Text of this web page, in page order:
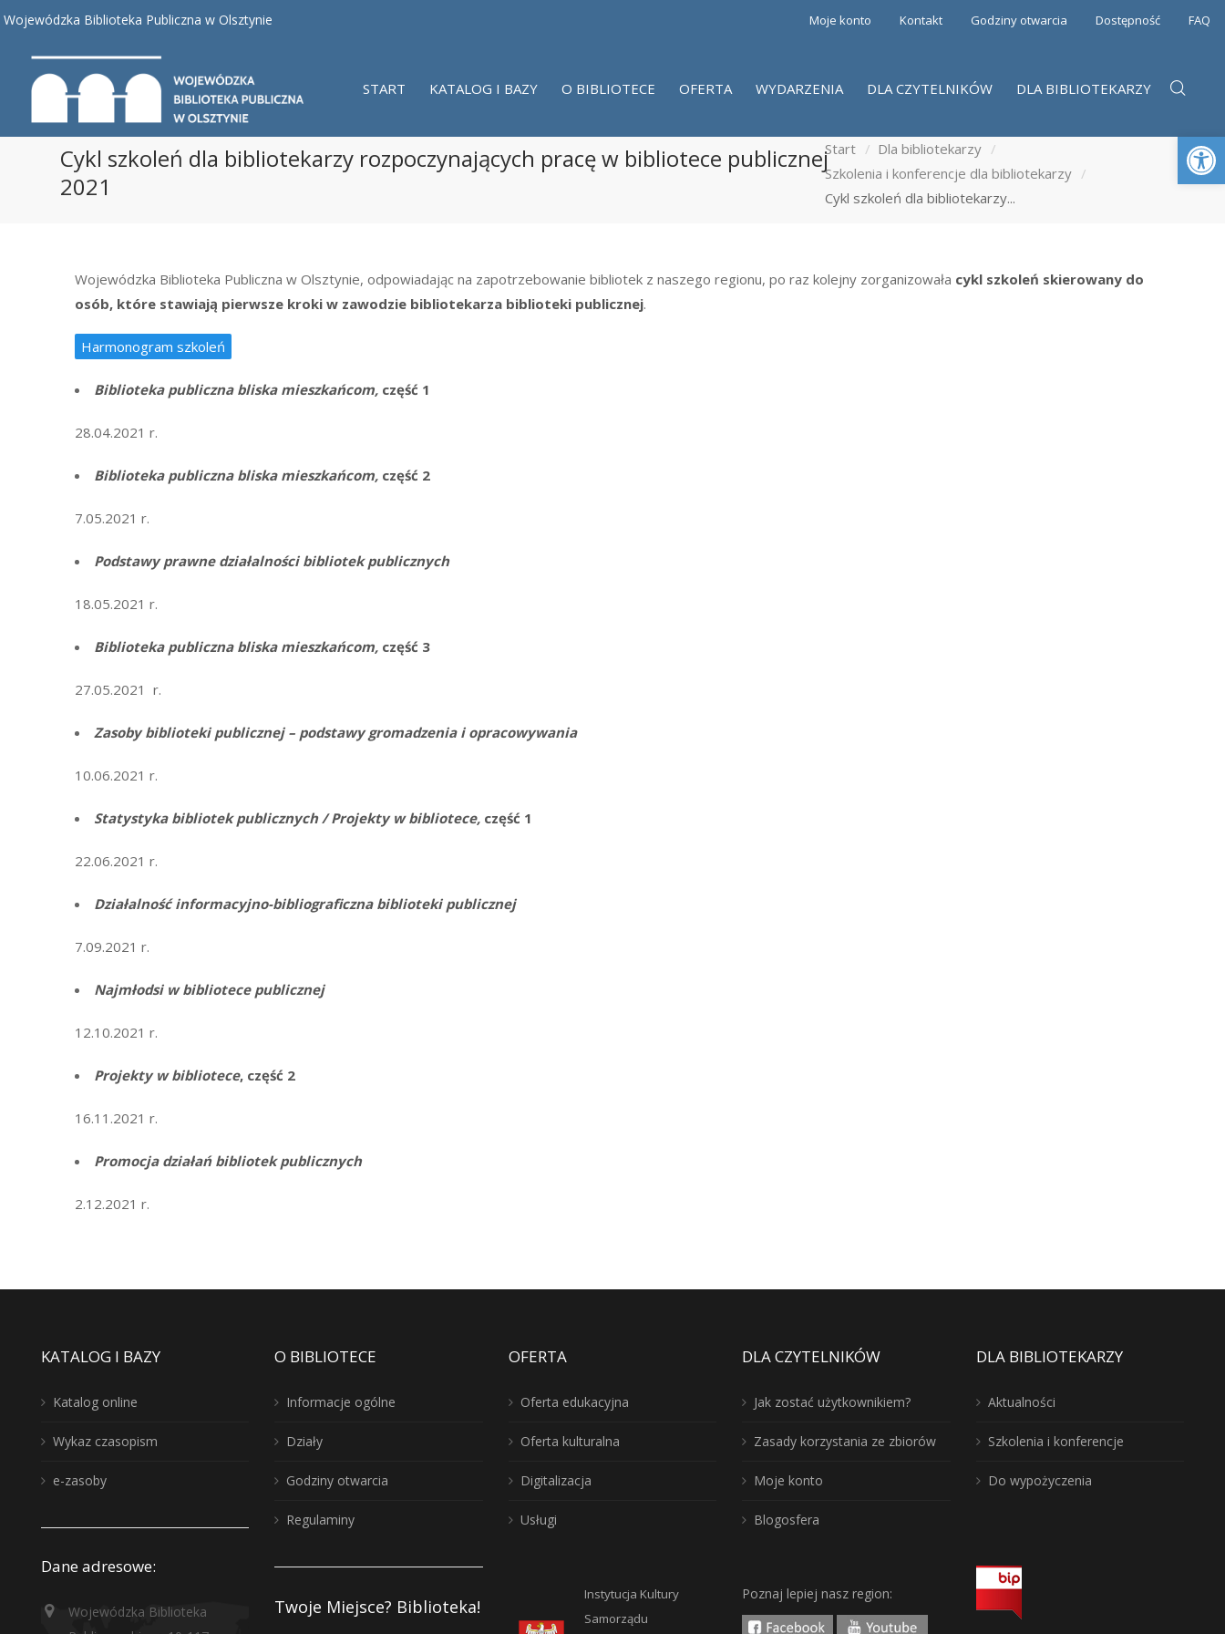
Wojewódzka Biblioteka Publiczna w Olsztynie Moje konto Kontakt Godziny otwarcia Dostępność FAQ
START KATALOG I BAZY O BIBLIOTECE OFERTA WYDARZENIA DLA CZYTELNIKÓW DLA BIBLIOTEKARZY
Cykl szkoleń dla bibliotekarzy rozpoczynających pracę w bibliotece publicznej
2021
Start
Dla bibliotekarzy
Szkolenia i konferencje dla bibliotekarzy
Cykl szkoleń dla bibliotekarzy...
Wojewódzka Biblioteka Publiczna w Olsztynie, odpowiadając na zapotrzebowanie bibliotek z naszego regionu, po raz kolejny zorganizowała cykl szkoleń skierowany do
osób, które stawiają pierwsze kroki w zawodzie bibliotekarza biblioteki publicznej.
Harmonogram szkoleń
Biblioteka publiczna bliska mieszkańcom, część 1
28.04.2021 r.
Biblioteka publiczna bliska mieszkańcom, część 2
7.05.2021 r.
Podstawy prawne działalności bibliotek publicznych
18.05.2021 r.
Biblioteka publiczna bliska mieszkańcom, część 3
27.05.2021 r.
Zasoby biblioteki publicznej – podstawy gromadzenia i opracowywania
10.06.2021 r.
Statystyka bibliotek publicznych / Projekty w bibliotece, część 1
22.06.2021 r.
Działalność informacyjno-bibliograficzna biblioteki publicznej
7.09.2021 r.
Najmłodsi w bibliotece publicznej
12.10.2021 r.
Projekty w bibliotece, część 2
16.11.2021 r.
Promocja działań bibliotek publicznych
2.12.2021 r.
KATALOG I BAZY
Katalog online
Wykaz czasopism
e-zasoby
Dane adresowe:
Wojewódzka Biblioteka
O BIBLIOTECE
Informacje ogólne
Działy
Godziny otwarcia
Regulaminy
Twoje Miejsce? Biblioteka!
OFERTA
Oferta edukacyjna
Oferta kulturalna
Digitalizacja
Usługi
Instytucja Kultury
Samorządu
DLA CZYTELNIKÓW
Jak zostać użytkownikiem?
Zasady korzystania ze zbiorów
Moje konto
Blogosfera
Poznaj lepiej nasz region:
DLA BIBLIOTEKARZY
Aktualności
Szkolenia i konferencje
Do wypożyczenia